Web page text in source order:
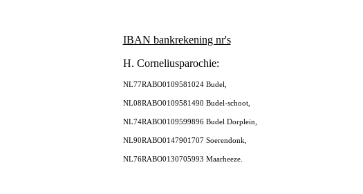
IBAN bankrekening nr's
H. Corneliusparochie:
NL77RABO0109581024 Budel,
NL08RABO0109581490 Budel-schoot,
NL74RABO0109599896 Budel Dorplein,
NL90RABO0147901707 Soerendonk,
NL76RABO0130705993 Maarheeze.